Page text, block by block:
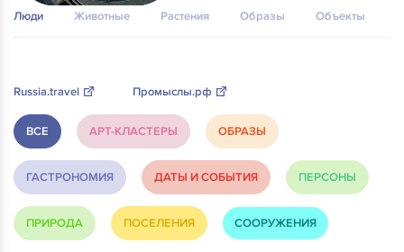
Люди Животные Растения Образы Объекты
Russia.travel Промыслы.рф
ВСЕ АРТ-КЛАСТЕРЫ ОБРАЗЫ
ГАСТРОНОМИЯ ДАТЫ И СОБЫТИЯ ПЕРСОНЫ
ПРИРОДА ПОСЕЛЕНИЯ СООРУЖЕНИЯ